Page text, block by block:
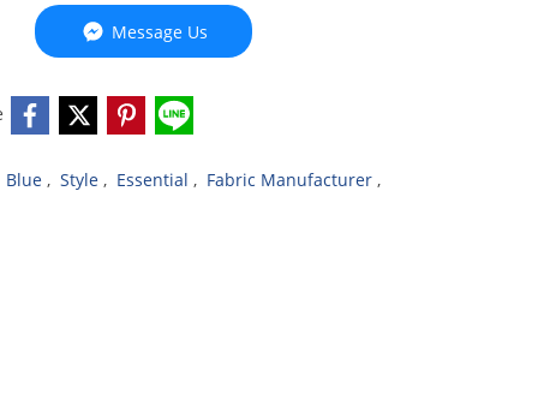
Message Us
Blue , Style , Essential , Fabric Manufacturer ,